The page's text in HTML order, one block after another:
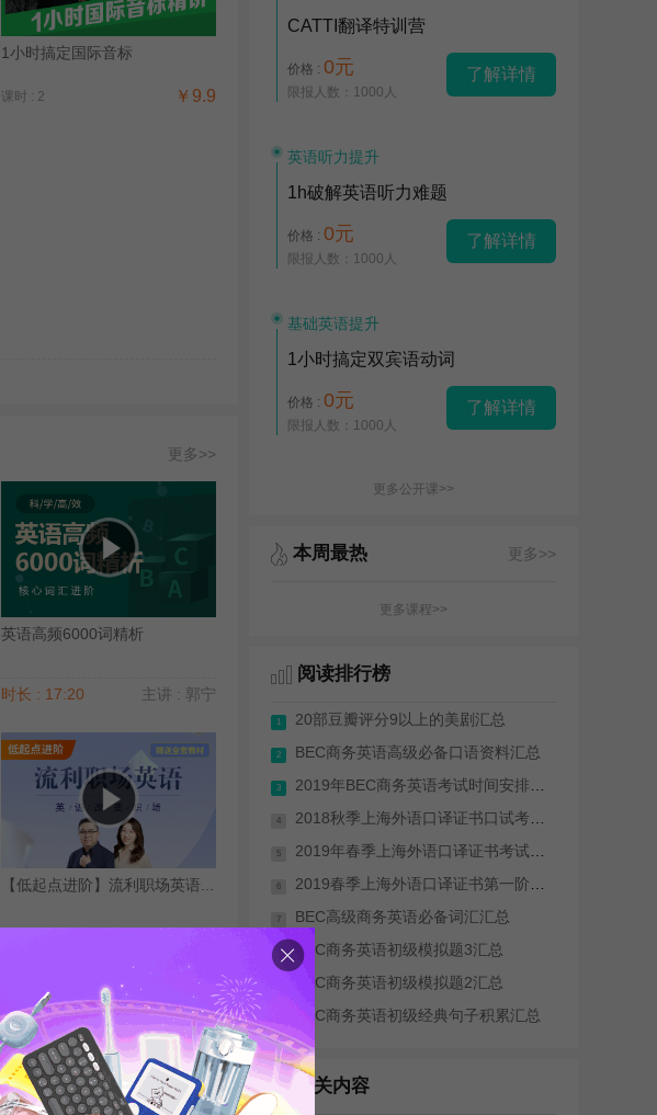
1小时搞定国际音标
课时 : 2 ￥9.9
更多>>
英语高频6000词精析
时长 : 17:20 主讲 : 郭宁
【低起点进阶】流利职场英语...
更多>>
CATTI翻译特训营
价格 : 0元
限报人数：1000人
了解详情
英语听力提升
1h破解英语听力难题
价格 : 0元
限报人数：1000人
了解详情
基础英语提升
1小时搞定双宾语动词
价格 : 0元
限报人数：1000人
了解详情
更多公开课>>
本周最热 更多>>
更多课程>>
阅读排行榜
1
2
3
4
5
6
7
20部豆瓣评分9以上的美剧汇总
BEC商务英语高级必备口语资料汇总
BEC高级商务英语必备词汇汇总
BEC商务英语初级模拟题3汇总
BEC商务英语初级模拟题2汇总
BEC商务英语初级经典句子积累汇总
相关内容